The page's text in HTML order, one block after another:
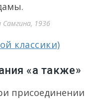
1936
классики)
«а также»
присоединении